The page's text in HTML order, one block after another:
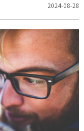
2024-08-28